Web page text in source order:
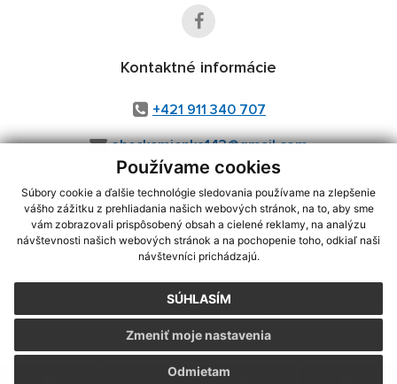
Používame cookies
Súbory cookie a ďalšie technológie sledovania používame na zlepšenie
vášho zážitku z prehliadania našich webových stránok, na to, aby sme
vám zobrazovali prispôsobený obsah a cielené reklamy, na analýzu
návštevnosti našich webových stránok a na pochopenie toho, odkiaľ naši
návštevníci prichádzajú.
SÚHLASÍM
Odmietam
Zmeniť moje nastavenia
Kontaktné informácie
+421 911 340 707
obeckamienka143@gmail.com
využite možnosť získavania aktuálnych informácií s využitím RSS
CMS systém (redakčný) systém ECHELON 2,Mapa stránok,web portál
webex.digital, s.r.o.,domény,registrácia domény
Posledná aktualizácia:07.08.2026
Vytlačiť stránku|Vyhlásenie o prístupnosti